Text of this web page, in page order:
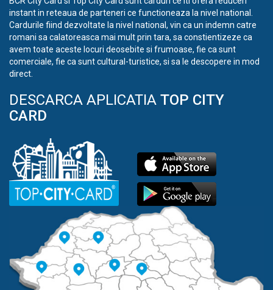
instant in reteaua de parteneri ce functioneaza la nivel national.
Cardurile fiind dezvoltate la nivel national, vin ca un indemn catre
romani sa calatoreasca mai mult prin tara, sa constientizeze ca
avem toate aceste locuri deosebite si frumoase, fie ca sunt
comerciale, fie ca sunt cultural-turistice, si sa le descopere in mod
direct.
DESCARCA APLICATIA TOP CITY
CARD